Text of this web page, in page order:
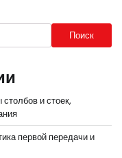
Поиск
и стоек,
первой передачи и